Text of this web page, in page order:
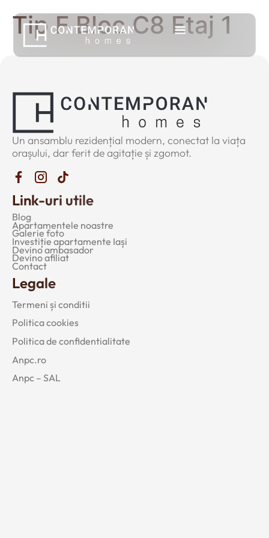
Tip F Bloc C8 Etaj 1
Un ansamblu rezidențial modern, conectat la viața
orașului, dar ferit de agitație și zgomot.
Link-uri utile
Blog
Apartamentele noastre
Galerie foto
Investiție apartamente Iași
Devino ambasador
Devino afiliat
Contact
Legale
Termeni și conditii
Politica cookies
Politica de confidentialitate
Anpc.ro
Anpc – SAL